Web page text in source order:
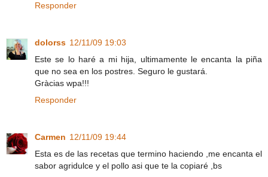
Responder
dolorss 12/11/09 19:03
Este se lo haré a mi hija, ultimamente le encanta la piña
que no sea en los postres. Seguro le gustará.
Gràcias wpa!!!
Responder
Carmen 12/11/09 19:44
Esta es de las recetas que termino haciendo ,me encanta el
sabor agridulce y el pollo asi que te la copiaré ,bs